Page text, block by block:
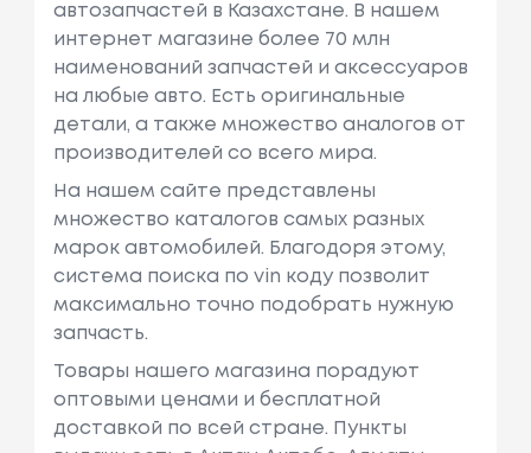
автозапчастей в Казахстане. В нашем
интернет магазине более 70 млн
наименований запчастей и аксессуаров
на любые авто. Есть оригинальные
детали, а также множество аналогов от
производителей со всего мира.
На нашем сайте представлены
множество каталогов самых разных
марок автомобилей. Благодоря этому,
система поиска по vin коду позволит
максимально точно подобрать нужную
запчасть.
Товары нашего магазина порадуют
оптовыми ценами и бесплатной
доставкой по всей стране. Пункты